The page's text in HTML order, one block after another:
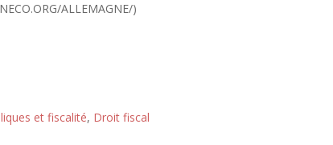
ALLEMAGNE/)
et fiscalité, Droit fiscal